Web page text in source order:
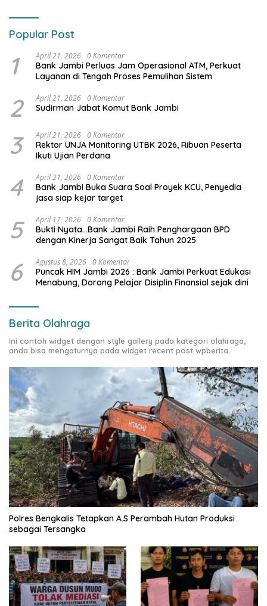
Popular Post
1 April 21, 2026 0 Komentar
Bank Jambi Perluas Jam Operasional ATM, Perkuat
Layanan di Tengah Proses Pemulihan Sistem
2 April 21, 2026 0 Komentar
Sudirman Jabat Komut Bank Jambi
3 April 21, 2026 0 Komentar
Rektor UNJA Monitoring UTBK 2026, Ribuan Peserta
Ikuti Ujian Perdana
4 April 21, 2026 0 Komentar
Bank Jambi Buka Suara Soal Proyek KCU, Penyedia
jasa siap kejar target
5 April 17, 2026 0 Komentar
Bukti Nyata…Bank Jambi Raih Penghargaan BPD
dengan Kinerja Sangat Baik Tahun 2025
6 Agustus 8, 2026 0 Komentar
Puncak HIM Jambi 2026 : Bank Jambi Perkuat Edukasi
Menabung, Dorong Pelajar Disiplin Finansial sejak dini
Berita Olahraga
Ini contoh widget dengan style gallery pada kategori olahraga,
anda bisa mengaturnya pada widget recent post wpberita.
Polres Bengkalis Tetapkan A.S Perambah Hutan Produksi
sebagai Tersangka